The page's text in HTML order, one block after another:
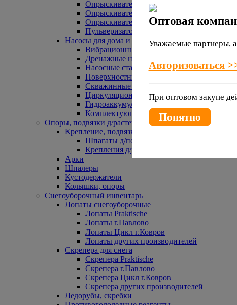
Опрыскиватели Урожайная сотка
Опрыскиватели Жук
Опрыскиватели прочие
Пульверизаторы Урожайная сотка
Насосы для дома и дачи
Вибрационные насосы
Дренажные насосы
Насосные станции
Поверхностные насосы
Скважинные насосы
Циркуляционные насосы
Гидроаккумуляторы и расширительные баки
Комплектующие к насосам
Опоры, подвязки д/растений
Крепление, подвязки д/растений
Шпагаты д/подвязки растений
Крепления д/растений
Арки
Шпалеры
Кустодержатели
Колышки, опоры
Снегоуборочный инвентарь
Лопаты снегоуборочные
Лопаты Praktische
Лопаты г.Павлово
Лопаты Цикл г.Ковров
Лопаты других производителей
Скрепера для снега
Скрепера Praktische
Скрепера г.Павлово
Скрепера Цикл г.Ковров
Скрепера других производителей
Ледорубы, скребки
Оптовая
Уважаемые партнеры,
Авторизоваться
При оптовом закупе
Понятно